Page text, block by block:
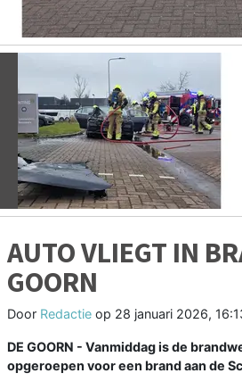
Vorige
AUTO VLIEGT IN
GOORN
Door Redactie op 28 januari 2026,
DE GOORN - Vanmiddag is de
opgeroepen voor een brand aan de